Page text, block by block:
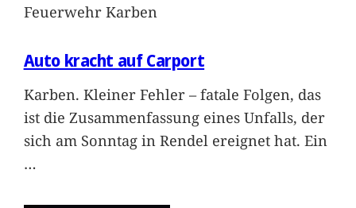
Feuerwehr Karben
Auto kracht auf Carport
Karben. Kleiner Fehler – fatale Folgen, das
ist die Zusammenfassung eines Unfalls, der
sich am Sonntag in Rendel ereignet hat. Ein
…